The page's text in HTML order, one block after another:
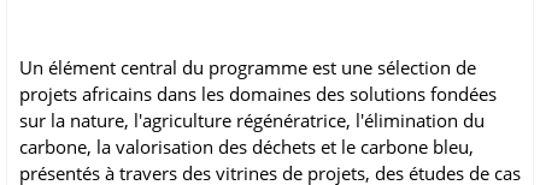
Un élément central du programme est une sélection de
projets africains dans les domaines des solutions fondées
sur la nature, l'agriculture régénératrice, l'élimination du
carbone, la valorisation des déchets et le carbone bleu,
présentés à travers des vitrines de projets, des études de cas